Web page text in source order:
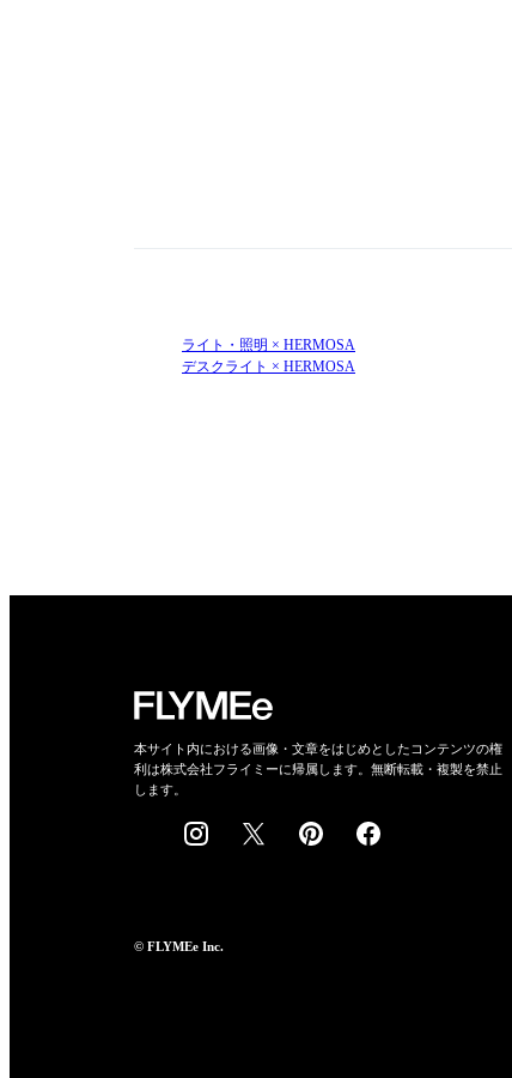
ライト・照明 × HERMOSA
デスクライト × HERMOSA
本サイト内における画像・文章をはじめとしたコンテンツの権
利は株式会社フライミーに帰属します。無断転載・複製を禁止
します。
© FLYMEe Inc.